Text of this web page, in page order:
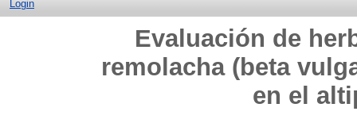
Login
Evaluación de
remolacha (beta
en el